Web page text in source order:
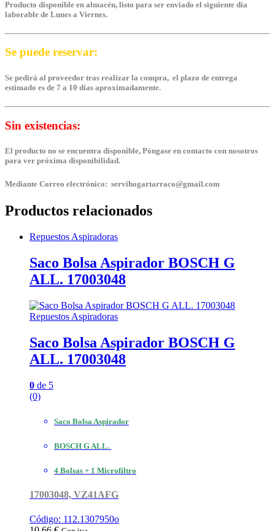
Producto disponible en almacén, listo para ser enviado el siguiente día
laborable de Lunes a Viernes.
Se puede reservar:
Se pedirá al proveedor tras realizar la compra, el plazo de entrega
estimado es de 7 a 10 días aproximadamente.
Sin existencias:
El producto no se encuentra disponible, Póngase en contacto con nosotros
para ver próxima disponibilidad.
Mediante Correo electrónico: servihogartarraco@gmail.com
Productos relacionados
Repuestos Aspiradoras
Saco Bolsa Aspirador BOSCH G
ALL. 17003048
Repuestos Aspiradoras
Saco Bolsa Aspirador BOSCH G
ALL. 17003048
0 de 5
(0)
Saco Bolsa Aspirador
BOSCH G ALL.
4 Bolsas + 1 Microfiltro
17003048, VZ41AFG
Código: 112.1307950o